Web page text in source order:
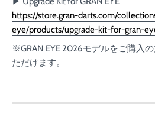
https://store.gran-darts.com/
eye/products/upgrade-kit-for-gran-
※GRAN EYE 2026モデルをご購入
ただけます。